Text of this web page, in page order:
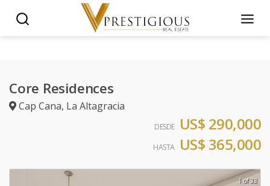
Core Residences
Cap Cana, La Altagracia
DESDE US$ 290,000
HASTA US$ 365,000
1 of 33